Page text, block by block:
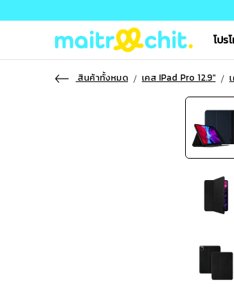
โปร
สินค้าทั้งหมด เคส IPad Pro 12.9"